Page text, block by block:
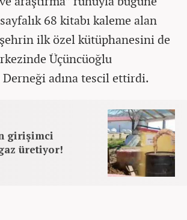
68 kitabı kaleme alan
ilk özel kütüphanesini de
Üçüncüoğlu
Derneği adına tescil ettirdi.
girişimci
üretiyor!